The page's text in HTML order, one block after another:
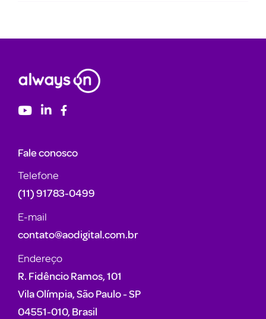
Fale conosco
Telefone
(11) 91783-0499
E-mail
contato@aodigital.com.br
Endereço
R. Fidêncio Ramos, 101
Vila Olímpia, São Paulo - SP
04551-010, Brasil